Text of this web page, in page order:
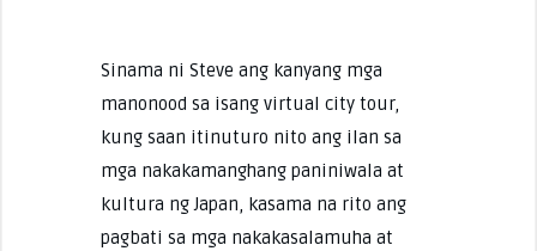
Sinama ni Steve ang kanyang mga
manonood sa isang virtual city tour,
kung saan itinuturo nito ang ilan sa
mga nakakamanghang paniniwala at
kultura ng Japan, kasama na rito ang
pagbati sa mga nakakasalamuha at